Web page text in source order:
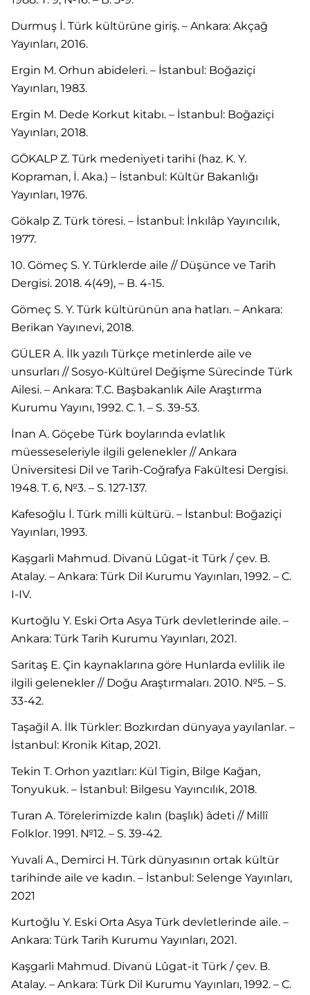
Durmuş İ. Türk kültürüne giriş. – Ankara: Akçağ
Yayınları, 2016.
Ergin M. Orhun abideleri. – İstanbul: Boğaziçi
Yayınları, 1983.
Ergin M. Dede Korkut kitabı. – İstanbul: Boğaziçi
Yayınları, 2018.
GÖKALP Z. Türk medeniyeti tarihi (haz. K. Y.
Kopraman, İ. Aka.) – İstanbul: Kültür Bakanlığı
Yayınları, 1976.
Gökalp Z. Türk töresi. – İstanbul: İnkılâp Yayıncılık,
1977.
10. Gömeç S. Y. Türklerde aile // Düşünce ve Tarih
Dergisi. 2018. 4(49), – B. 4-15.
Gömeç S. Y. Türk kültürünün ana hatları. – Ankara:
Berikan Yayınevi, 2018.
GÜLER A. İlk yazılı Türkçe metinlerde aile ve
unsurları // Sosyo-Kültürel Değişme Sürecinde Türk
Ailesi. – Ankara: T.C. Başbakanlık Aile Araştırma
Kurumu Yayını, 1992. C. 1. – S. 39-53.
İnan A. Göçebe Türk boylarında evlatlık
müesseseleriyle ilgili gelenekler // Ankara
Üniversitesi Dil ve Tarih-Coğrafya Fakültesi Dergisi.
1948. T. 6, №3. – S. 127-137.
Kafesoğlu İ. Türk milli kültürü. – İstanbul: Boğaziçi
Yayınları, 1993.
Kaşgarli Mahmud. Divanü Lûgat-it Türk / çev. B.
Atalay. – Ankara: Türk Dil Kurumu Yayınları, 1992. – C.
I-IV.
Kurtoğlu Y. Eski Orta Asya Türk devletlerinde aile. –
Ankara: Türk Tarih Kurumu Yayınları, 2021.
Saritaş E. Çin kaynaklarına göre Hunlarda evlilik ile
ilgili gelenekler // Doğu Araştırmaları. 2010. №5. – S.
33-42.
Taşağil A. İlk Türkler: Bozkırdan dünyaya yayılanlar. –
İstanbul: Kronik Kitap, 2021.
Tekin T. Orhon yazıtları: Kül Tigin, Bilge Kağan,
Tonyukuk. – İstanbul: Bilgesu Yayıncılık, 2018.
Turan A. Törelerimizde kalın (başlık) âdeti // Millî
Folklor. 1991. №12. – S. 39-42.
Yuvali A., Demirci H. Türk dünyasının ortak kültür
tarihinde aile ve kadın. – İstanbul: Selenge Yayınları,
2021
Kurtoğlu Y. Eski Orta Asya Türk devletlerinde aile. –
Ankara: Türk Tarih Kurumu Yayınları, 2021.
Kaşgarli Mahmud. Divanü Lûgat-it Türk / çev. B.
Atalay. – Ankara: Türk Dil Kurumu Yayınları, 1992. – C.